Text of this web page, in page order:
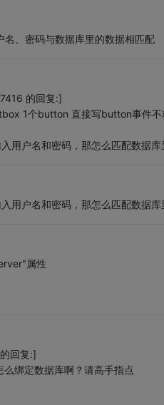
名、密码与数据库里的数据相匹配
的回复:]
1个button 直接写button事件不
用户名和密码，那怎么匹配数据库
用户名和密码，那怎么匹配数据库
属性
回复:]
绑定数据库啊？请高手指点